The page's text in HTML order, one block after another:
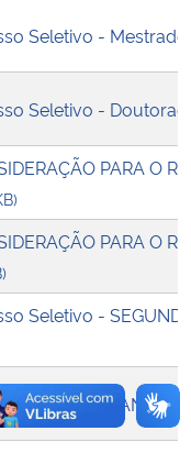
Seletivo - Mestrado
Seletivo -
PARA O
PARA O
Seletivo -
SEGUNDA JANELA